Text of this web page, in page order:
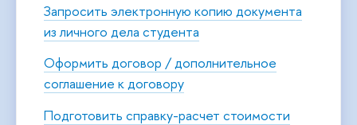
Запросить электронную копию документа
из личного дела студента
Оформить договор / дополнительное
соглашение к договору
Подготовить справку-расчет стоимости